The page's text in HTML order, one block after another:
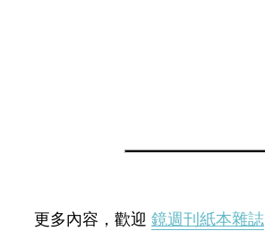
更多內容，歡迎 鏡週刊紙本雜誌